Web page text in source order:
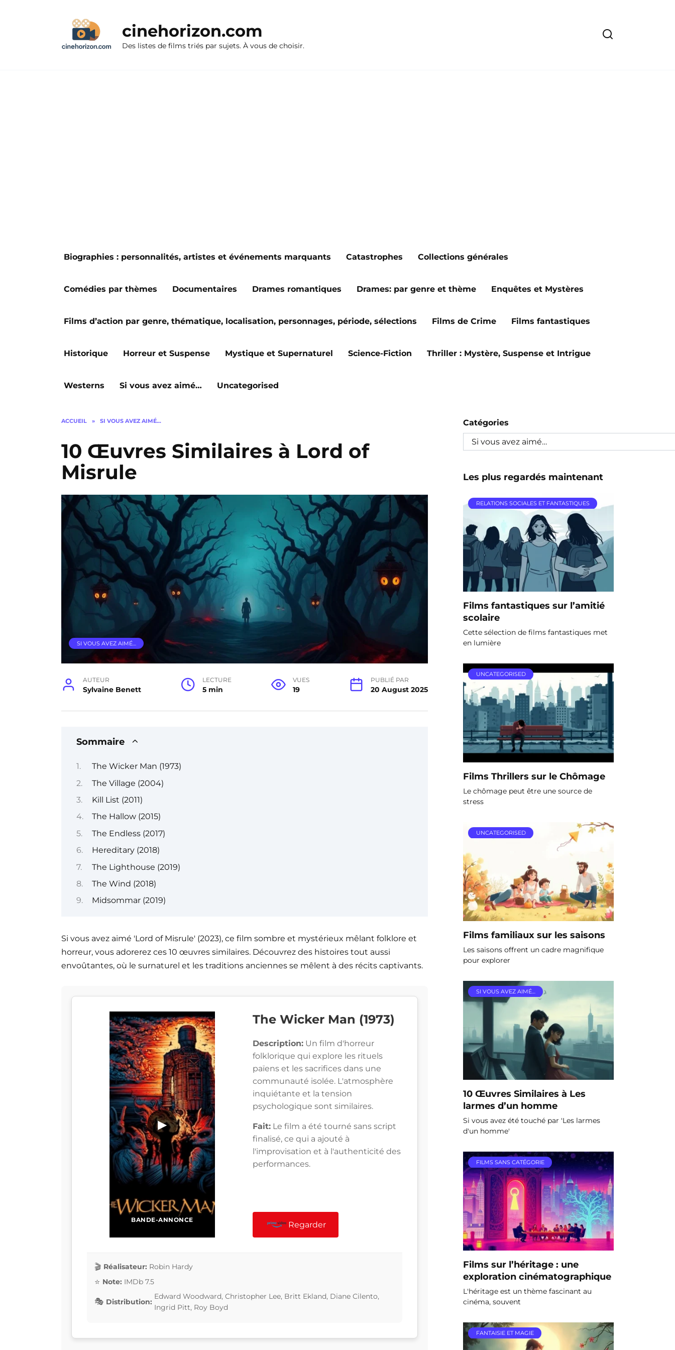
cinehorizon.com
Des listes de films triés par sujets. À vous de choisir.
Biographies : personnalités, artistes et événements marquants Catastrophes Collections générales
Comédies par thèmes Documentaires Drames romantiques Drames: par genre et thème Enquêtes et Mystères
Films d’action par genre, thématique, localisation, personnages, période, sélections Films de Crime Films fantastiques
Historique Horreur et Suspense Mystique et Supernaturel Science-Fiction Thriller : Mystère, Suspense et Intrigue
Westerns Si vous avez aimé… Uncategorised
ACCUEIL » SI VOUS AVEZ AIMÉ…
10 Œuvres Similaires à Lord of
Misrule
SI VOUS AVEZ AIMÉ…
AUTEUR
Sylvaine Benett
LECTURE
5 min
VUES
19
PUBLIÉ PAR
20 August 2025
Sommaire
The Wicker Man (1973)
The Village (2004)
Kill List (2011)
The Hallow (2015)
The Endless (2017)
Hereditary (2018)
The Lighthouse (2019)
The Wind (2018)
Midsommar (2019)
Si vous avez aimé 'Lord of Misrule' (2023), ce film sombre et mystérieux mêlant folklore et
horreur, vous adorerez ces 10 œuvres similaires. Découvrez des histoires tout aussi
envoûtantes, où le surnaturel et les traditions anciennes se mêlent à des récits captivants.
BANDE-ANNONCE
▶
The Wicker Man (1973)
Description: Un film d'horreur
folklorique qui explore les rituels
païens et les sacrifices dans une
communauté isolée. L'atmosphère
inquiétante et la tension
psychologique sont similaires.
Fait: Le film a été tourné sans script
finalisé, ce qui a ajouté à
l'improvisation et à l'authenticité des
performances.
Regarder
Réalisateur: Robin Hardy
Note: IMDb 7.5
Distribution:
Edward Woodward, Christopher Lee, Britt Ekland, Diane Cilento,
Ingrid Pitt, Roy Boyd
Catégories
Les plus regardés maintenant
RELATIONS SOCIALES ET FANTASTIQUES
Films fantastiques sur l’amitié
scolaire
Cette sélection de films fantastiques met
en lumière
UNCATEGORISED
Films Thrillers sur le Chômage
Le chômage peut être une source de
stress
UNCATEGORISED
Films familiaux sur les saisons
Les saisons offrent un cadre magnifique
pour explorer
SI VOUS AVEZ AIMÉ…
10 Œuvres Similaires à Les
larmes d’un homme
Si vous avez été touché par 'Les larmes
d'un homme'
FILMS SANS CATÉGORIE
Films sur l’héritage : une
exploration cinématographique
L'héritage est un thème fascinant au
cinéma, souvent
FANTAISIE ET MAGIE